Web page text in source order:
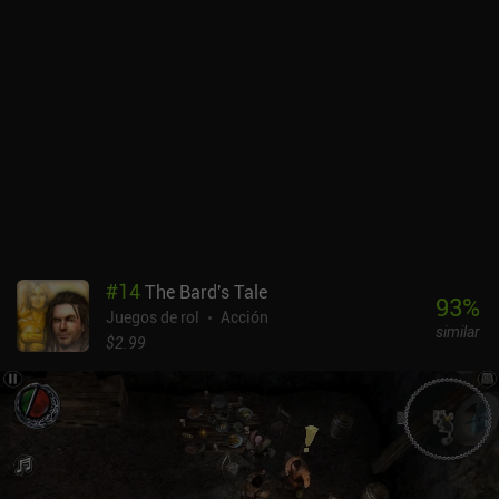
#14The Bard's Tale
Juegos de rol
Acción
$2.99
93%
similar